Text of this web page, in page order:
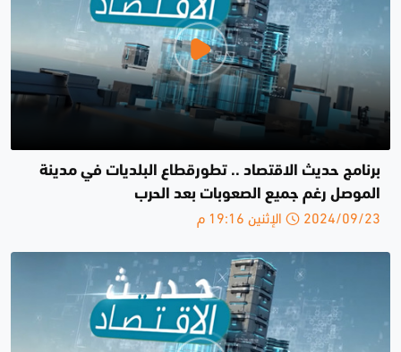
برنامج حديث الاقتصاد .. تطورقطاع البلديات في مدينة
الموصل رغم جميع الصعوبات بعد الحرب
2024/09/23 الإثنين 19:16 م